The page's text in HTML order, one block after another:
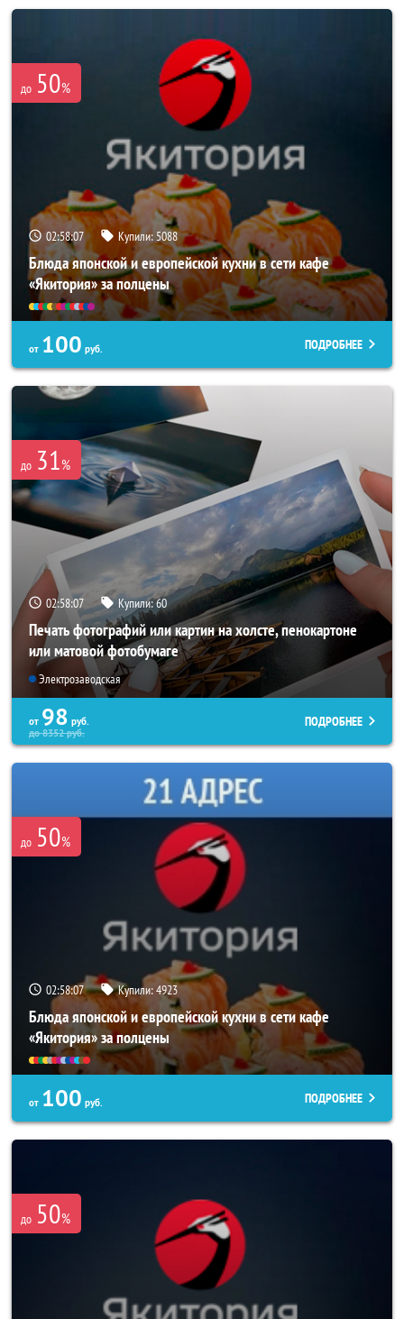
до 50%
02:58:03 Купили: 5088
Блюда японской и европейской кухни в сети кафе
«Якитория» за полцены
от 100 руб. ПОДРОБНЕЕ
до 31%
02:58:03 Купили:60
Печать фотографий или картин на холсте, пенокартоне
или матовой фотобумаге
Электрозаводская
от 98 руб.
до8352руб.
ПОДРОБНЕЕ
до 50%
02:58:03 Купили:4923
Блюда японской и европейской кухни в сети кафе
«Якитория» за полцены
от 100 руб. ПОДРОБНЕЕ
до 50%